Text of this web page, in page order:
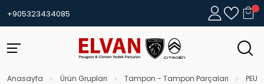
+905323434085
Anasayfa Ürün Grupları Tampon - Tampon Parçaları